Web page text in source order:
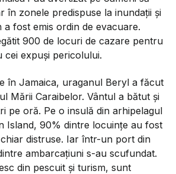
în zonele predispuse la inundații și
a fost emis ordin de evacuare.
900 de locuri de cazare pentru
cei expuși pericolului.
în Jamaica, uraganul Beryl a făcut
Mării Caraibelor. Vântul a bătut și
pe oră. Pe o insulă din arhipelagul
Island, 90% dintre locuinţe au fost
distruse. Iar într-un port din
ambarcațiuni s-au scufundat.
din pescuit și turism, sunt